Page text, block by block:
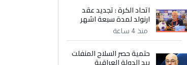
اتحاد الكرة : تجديد عقد
ارنولد لمدة سبعة اشهر
منذ 4 ساعة
حتمية حصر السلاح المنفلت